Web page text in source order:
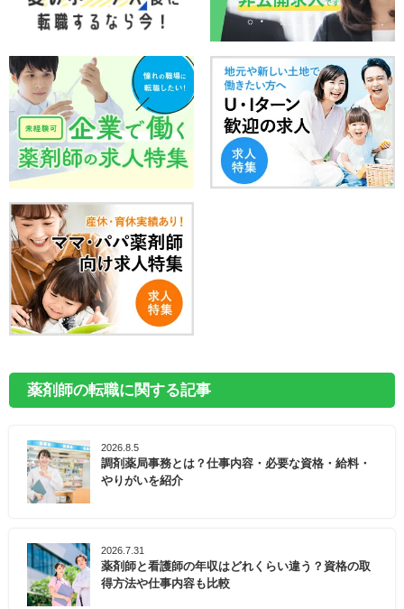
薬剤師の転職に関する記事
2026.8.5
調剤薬局事務とは？仕事内容・必要な資格・給料・
やりがいを紹介
2026.7.31
薬剤師と看護師の年収はどれくらい違う？資格の取
得方法や仕事内容も比較